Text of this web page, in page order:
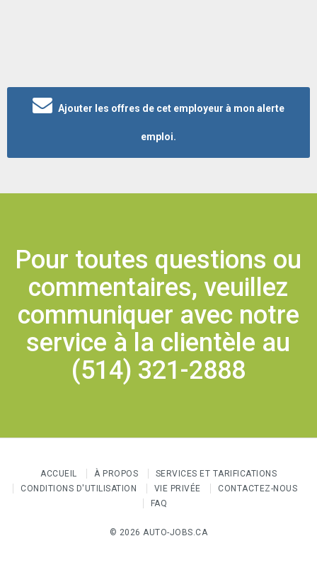
Ajouter les offres de cet employeur à mon alerte
emploi.
Pour toutes questions ou
commentaires, veuillez
communiquer avec notre
service à la clientèle au
(514) 321-2888
ACCUEIL À PROPOS
SERVICES ET TARIFICATIONS
CONDITIONS D'UTILISATION
VIE PRIVÉE
CONTACTEZ-NOUS
FAQ
© 2026 AUTO-JOBS.CA